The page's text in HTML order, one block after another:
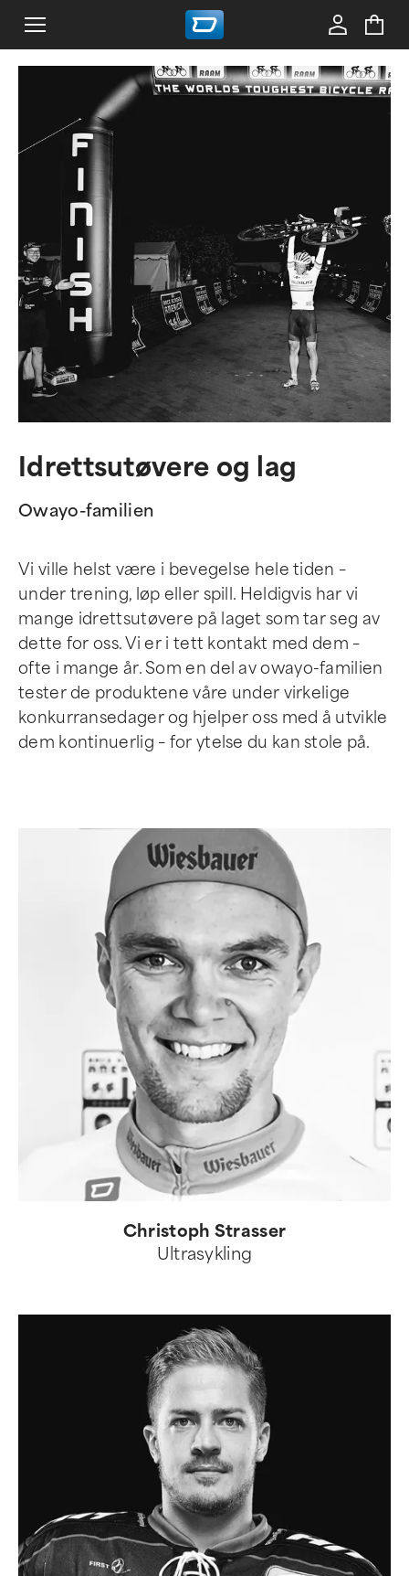
Idrettsutøvere og lag
Owayo-familien
Vi ville helst være i bevegelse hele tiden –
under trening, løp eller spill. Heldigvis har vi
mange idrettsutøvere på laget som tar seg av
dette for oss. Vi er i tett kontakt med dem –
ofte i mange år. Som en del av owayo-familien
tester de produktene våre under virkelige
konkurransedager og hjelper oss med å utvikle
dem kontinuerlig – for ytelse du kan stole på.
Christoph Strasser
Ultrasykling